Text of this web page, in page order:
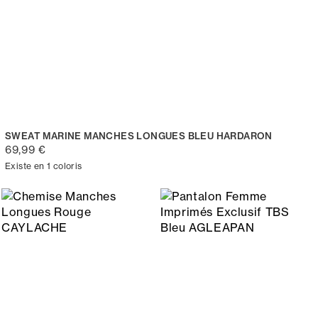
SWEAT MARINE MANCHES LONGUES BLEU HARDARON
69,99 €
Existe en 1 coloris